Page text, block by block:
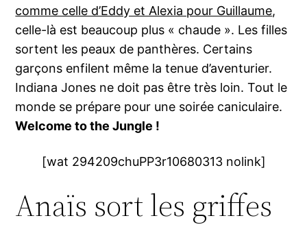
comme celle d’Eddy et Alexia pour Guillaume,
celle-là est beaucoup plus « chaude ». Les filles
sortent les peaux de panthères. Certains
garçons enfilent même la tenue d’aventurier.
Indiana Jones ne doit pas être très loin. Tout le
monde se prépare pour une soirée caniculaire.
Welcome to the Jungle !
[wat 294209chuPP3r10680313 nolink]
Anaïs sort les griffes